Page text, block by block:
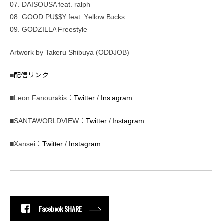
07. DAISOUSA feat. ralph
08. GOOD PU$$¥ feat. ¥ellow Bucks
09. GODZILLA Freestyle
Artwork by Takeru Shibuya (ODDJOB)
■配信リンク
■Leon Fanourakis： Twitter / Instagram
■SANTAWORLDVIEW： Twitter / Instagram
■Xansei： Twitter / Instagram
Facebook SHARE